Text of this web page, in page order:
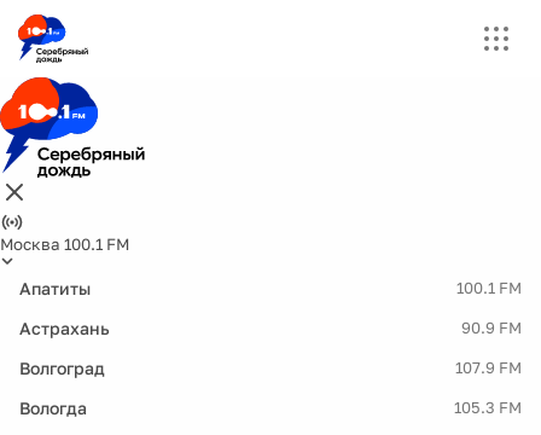
Москва 100.1 FM
Апатиты 100.1 FM
Астрахань 90.9 FM
Волгоград 107.9 FM
Вологда 105.3 FM